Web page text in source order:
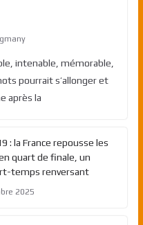
intenable, mémorable,
pourrait s’allonger et
après la
: la France repousse les
quart de finale, un
temps renversant
2025